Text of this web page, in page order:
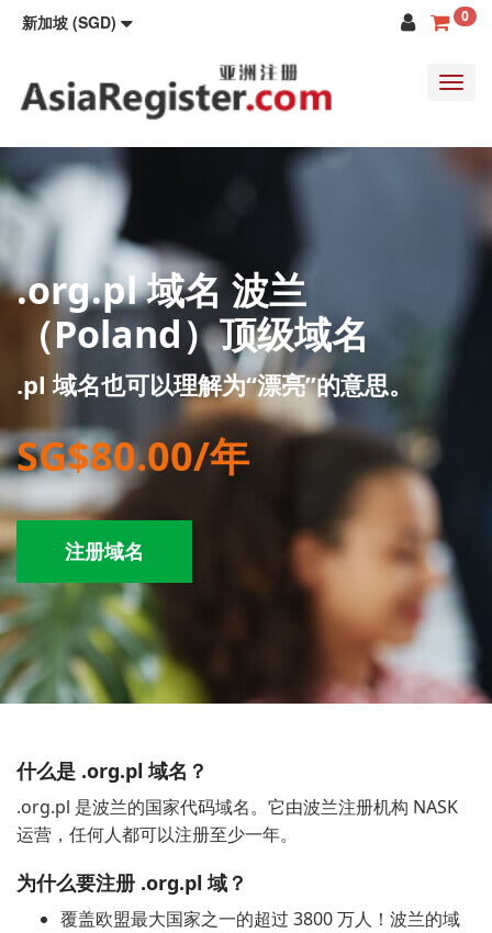
新加坡 (SGD) 0
.org.pl 域名 波兰
（Poland）顶级域名
.pl 域名也可以理解为“漂亮”的意思。
SG$80.00/年
注册域名
什么是 .org.pl 域名？
.org.pl 是波兰的国家代码域名。它由波兰注册机构 NASK
运营，任何人都可以注册至少一年。
为什么要注册 .org.pl 域？
覆盖欧盟最大国家之一的超过 3800 万人！波兰的域